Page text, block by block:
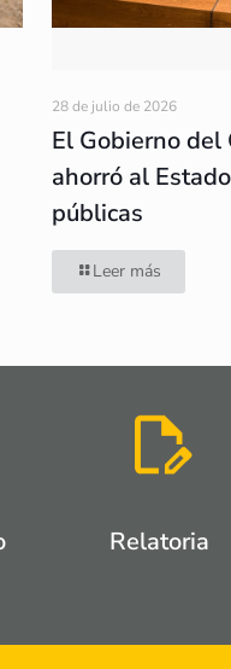
28 de julio de 2026
El Gobierno del
ahorró al
públicas
Leer más
Relatoria